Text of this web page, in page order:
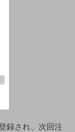
録され、次回注